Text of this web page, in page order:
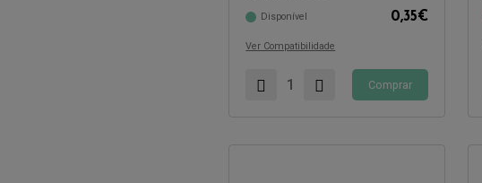
Disponível 0,35€
Ver Compatibilidade
Comprar